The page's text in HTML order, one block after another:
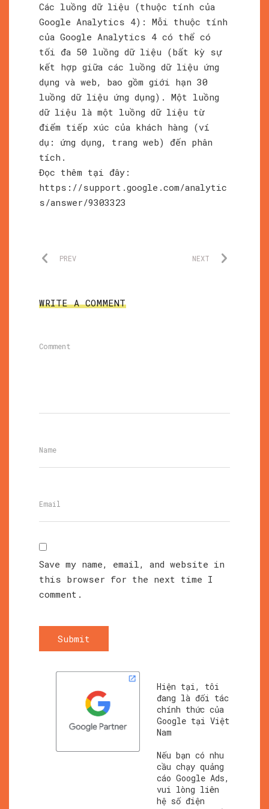
Các luồng dữ liệu (thuộc tính của
Google Analytics 4): Mỗi thuộc tính
của Google Analytics 4 có thể có
tối đa 50 luồng dữ liệu (bất kỳ sự
kết hợp giữa các luồng dữ liệu ứng
dụng và web, bao gồm giới hạn 30
luồng dữ liệu ứng dụng). Một luồng
dữ liệu là một luồng dữ liệu từ
điểm tiếp xúc của khách hàng (ví
dụ: ứng dụng, trang web) đến phân
tích.
Đọc thêm tại đây:
https://support.google.com/analytic
s/answer/9303323
PREV NEXT
WRITE A COMMENT
Save my name, email, and website in
this browser for the next time I
comment.
Submit
Hiện tại, tôi
đang là đối tác
chính thức của
Google tại Việt
Nam
Nếu bạn có nhu
cầu chạy quảng
cáo Google Ads,
vui lòng liên
hệ số điện